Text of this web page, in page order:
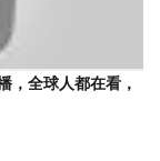
，全球人都在看，